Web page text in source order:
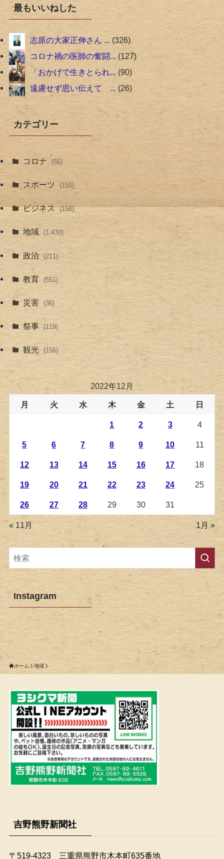
最もいいねした
志原の大家正伸さん ... 326
コロナ禍の医師の奮闘... 127
「おかげで生きとられ... 90
遠慮せず思い伝えて ... 26
カテゴリー
コロナ (55)
スポーツ (150)
ビジネス (158)
地域 (1,430)
政治 (211)
教育 (551)
災害 (36)
祭事 (119)
観光 (156)
2022年12月
月 火 水 木 金 土 日
1 2 3 4
5 6 7 8 9 10 11
12 13 14 15 16 17 18
19 20 21 22 23 24 25
26 27 28 29 30 31
« 11月 1月 »
Instagram
ホーム 地域
吉野熊野新聞社
〒519-4323 三重県熊野市木本町635番地